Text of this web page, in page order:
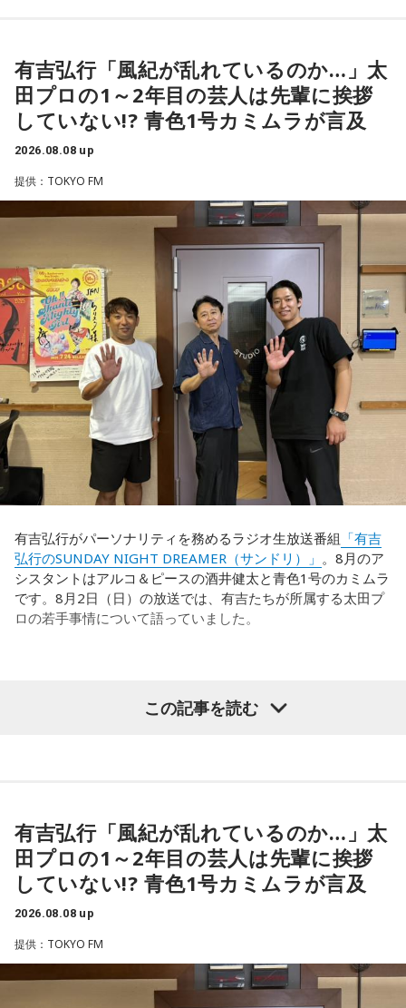
それに対してまた変化をしてくるから。だから“個”の力を高め
て、時間をつくれる選手が重要になってくるということです
ね。
◆世界で戦うために必要な“個”の力
あの戦いができたというのは、選手層も相当厚くなったとい
福田：そうですね。選手層は厚くなっているし、森保監督の
「誰が出ても同じような戦いができる準備をしてきた」とい
う言葉がその通りであることを、グループステージで証明で
きていたと思います。でも、そこから上に行くためには、や
っぱり“個の力”が必要だったかなと感じています。
世界で見ても、日本だけでなく主力の選手がケガする国は
多々あって、それでも勝ち上がっていく力が必要なのがW杯
なんです。そういう意味では、確かに選手層は厚くなったけ
れども、さらに“個”の力を高めながら、選手層をもっと厚くし
なきゃいけない。ベスト16・ベスト8に進む国と比べたとき
に、そこまでの選手層だったのかというと、まだまだ厚くし
ます。
ただ、あれだけケガ人が出て、誰が出ても同じようなサッカ
ーができて、グループステージをああいう形で抜けられたと
いうのは今までなかったことですし、力がついているのは事
番組名：SPORTS BEAT supported by TOYOTA
放送日時：毎週土曜 10:00～10:50
パーソナリティ：藤木直人、高見侑里
番組Webサイト：https://www.tfm.co.jp/beat/
番組公式X：@SPORTSBEAT_TFM
輝き、Jリーグ通算228試合出場93得点を挙げ、日本代表では
45試合出場で9ゴールを記録するなど活躍を見せ、1993年に
はW杯アジア地区最終予選にも出場しました。2002年に現役
を引退した後は、サッカー解説者としてメディアでの活動の
活かしながら幅広く活動しています。
◆福田正博がW杯ブラジル戦を総括
藤木：ブラジル戦で、前半は佐野海舟選手の素晴らしいイン
ターセプトからのゴールがありましたし、前半の終了間際に
は日本がボールを持つ時間もありました。しかし、後半に入
ってからブラジルが戦略を変えてきて、日本が一方的に押し
込まれてしまった。試合のなかで具体的な戦術が打ち出せな
かったと考えると、（選手のなかに）もう少し具体的な戦略
を示す人、ブレーンが必要なのかなと素人目には思ってしま
うのですが……。
福田：そういう見方も当然ありますし、それができれば一番
いいと思うのですが、森保監督は帰国後の会見で「戦術は後
出しジャンケンだ」と言っていたんです。どういうことかと
いうと、自分たちが変えたら相手がまた変えてくる、それに
対してまた変えていかなきゃならない。ベンチでその都度
に対して変化しなきゃいけない。「こういうやり方をしま
す」「だったらこう対応します」と。
そうすると、対応された側がまた変えてくるんですよ、それ
も試合中に。ですから、ベンチからでも戦術や戦略はある程
ブラジル戦のときも「守ろう」という気持ちはなくても、ブ
だ、これは日本だけではなく、アルゼンチンと対戦したイン
グランドもそういう展開になったんですよ。サッカーってそ
ういうスポーツなんですよね。
つまり、ベンチから何か言っても（すぐに戦術を）変えられ
るほど簡単なスポーツではないんです。なぜならば、相手が
それに対してまた変化をしてくるから。だから“個”の力を高め
ね。
有吉弘行「風紀が乱れているのか…」太
田プロの1～2年目の芸人は先輩に挨拶
していない!? 青色1号カミムラが言及
2026.08.08 up
提供：TOKYO FM
有吉弘行がパーソナリティを務めるラジオ生放送番組 「有吉
弘行のSUNDAY NIGHT DREAMER（サンドリ）」 。8月のア
シスタントはアルコ＆ピースの酒井健太と青色1号のカミムラ
です。8月2日（日）の放送では、有吉たちが所属する太田プ
ロの若手事情について語っていました。
とがあると切り出し、「賞レースで結果を残していないコン
ビ、（芸歴18年目の）ぐりんぴーすがよく愚痴をこぼしてい
るのは、最近の後輩は挨拶をしてくれないんだって（笑）」
と暴露します。
有吉自身は、今では後輩から挨拶されないことがまったくな
いため分からないと前置きしつつ、「ぐりんぴーすがそう言
っていたから……その辺はどう？ 風紀が乱れているかどうか」
と質問します。
この記事を読む
有吉弘行「風紀が乱れているのか…」太
田プロの1～2年目の芸人は先輩に挨拶
していない!? 青色1号カミムラが言及
2026.08.08 up
提供：TOKYO FM